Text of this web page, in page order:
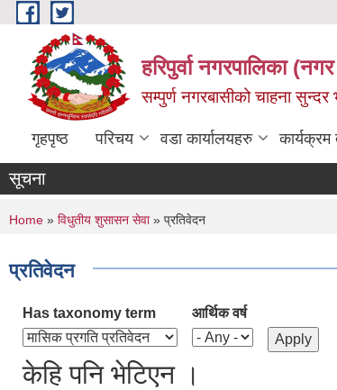
Skip to main content
हरिपुर्वा नगरपालिका
सम्पुर्ण नगरबासीको चाहना सुन्दर
गृहपृष्ठ परिचय वडा कार्यालयहरु कार्यक्रम
सूचना
You are here
Home » विधुतीय शुसासन सेवा» प्रतिवेदन
प्रतिवेदन
Has taxonomy term आर्थिक वर्ष
केहि पनि भेटिएन ।